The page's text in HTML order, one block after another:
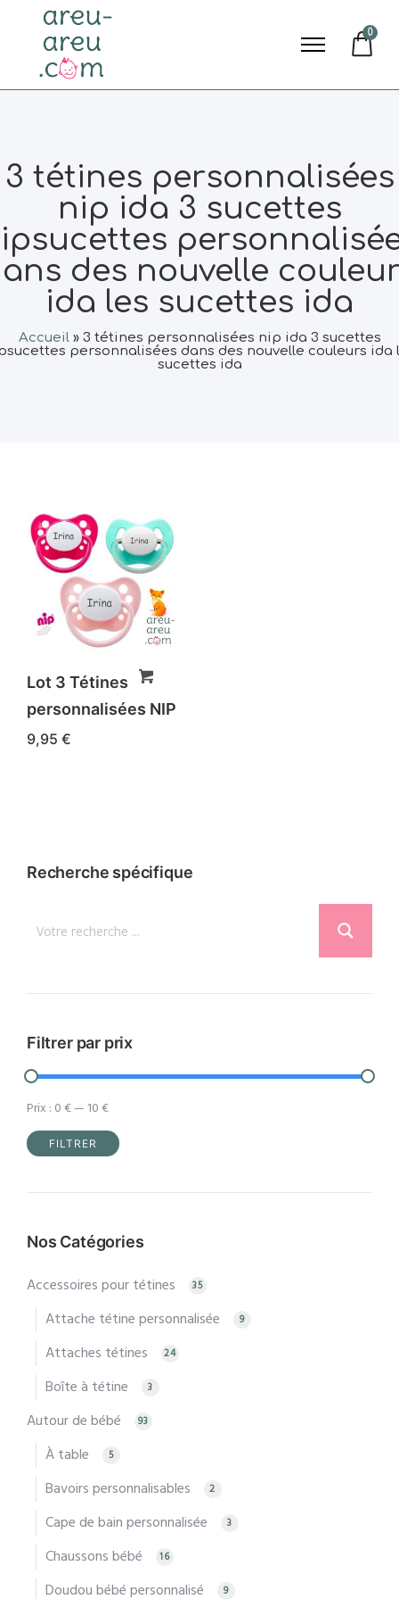
0
3 tétines personnalisées
nip ida 3 sucettes
des nouvelle
ida les sucettes ida
Accueil» 3 tétines personnalisées nip ida 3 sucettes
personnalisées dans des nouvelle couleurs ida
sucettes ida
Lot 3 Tétines
personnalisées NIP
9,95 €
Recherche spécifique
Filtrer par prix
min
max
FILTRER
Prix : 0 €— 10 €
Nos Catégories
Accessoires pour tétines 35
Attache tétine personnalisée 9
Attaches tétines 24
Boîte à tétine 3
Autour de bébé 93
À table 5
Bavoirs personnalisables 2
Cape de bain personnalisée 3
Chaussons bébé 16
Doudou bébé personnalisé 9